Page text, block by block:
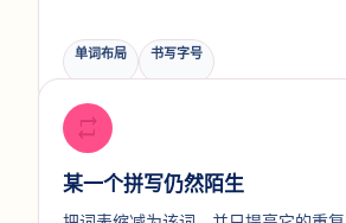
单词布局 书写字号
repeat
某一个拼写仍然陌生